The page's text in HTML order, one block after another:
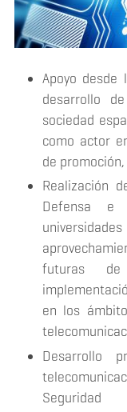
Apoyo desde
desarrollo
sociedad
como actor
de
Realización
Defensa e
futuras
en los
Desarrollo
Seguridad